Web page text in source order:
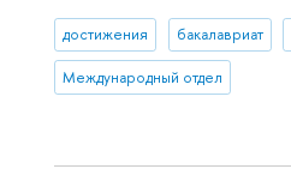
достижения бакалавриат
Международный отдел